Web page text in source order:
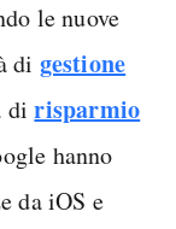
le nuove
di gestione
dirisparmio
hanno
da iOS e